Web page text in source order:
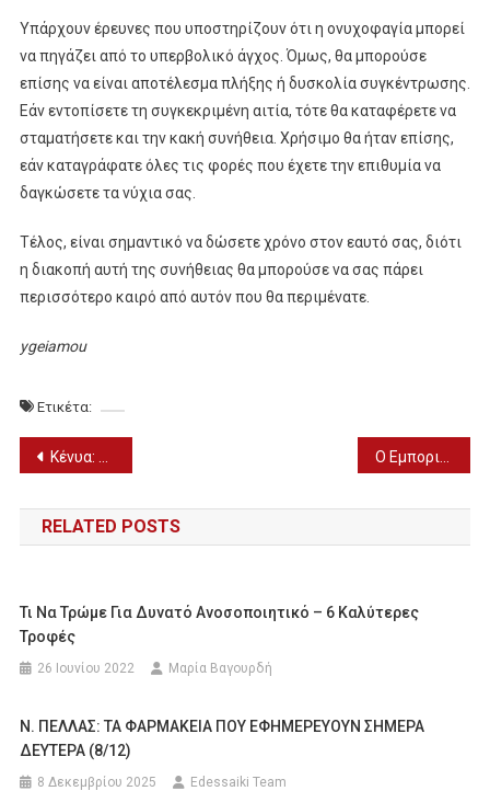
Υπάρχουν έρευνες που υποστηρίζουν ότι η ονυχοφαγία μπορεί
να πηγάζει από το υπερβολικό άγχος. Όμως, θα μπορούσε
επίσης να είναι αποτέλεσμα πλήξης ή δυσκολία συγκέντρωσης.
Εάν εντοπίσετε τη συγκεκριμένη αιτία, τότε θα καταφέρετε να
σταματήσετε και την κακή συνήθεια. Χρήσιμο θα ήταν επίσης,
εάν καταγράφατε όλες τις φορές που έχετε την επιθυμία να
δαγκώσετε τα νύχια σας.
Τέλος, είναι σημαντικό να δώσετε χρόνο στον εαυτό σας, διότι
η διακοπή αυτή της συνήθειας θα μπορούσε να σας πάρει
περισσότερο καιρό από αυτόν που θα περιμένατε.
ygeiamou
Ετικέτα:
Πλοήγηση
άρθρων
Κένυα: Πάνω από 200 ελέφαντες έχουν πεθάνει λόγω της ξηρασίας
RELATED POSTS
Τι Να Τρώμε Για Δυνατό Ανοσοποιητικό – 6 Καλύτερες
Τροφές
26 Ιουνίου 2022 Μαρία Βαγουρδή
Ν. ΠΕΛΛΑΣ: ΤΑ ΦΑΡΜΑΚΕΙΑ ΠΟΥ ΕΦΗΜΕΡΕΥΟΥΝ ΣΗΜΕΡΑ
ΔΕΥΤΕΡΑ (8/12)
8 Δεκεμβρίου 2025 Edessaiki Team